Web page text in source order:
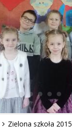
Element
Zielona szkoła 2015